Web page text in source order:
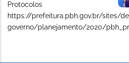
Protocolos
https://prefeitura.pbh.gov.br/sites/
governo/planejamento/2020/